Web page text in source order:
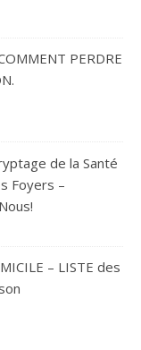
PERDRE
de la Santé
Foyers –
– LISTE des